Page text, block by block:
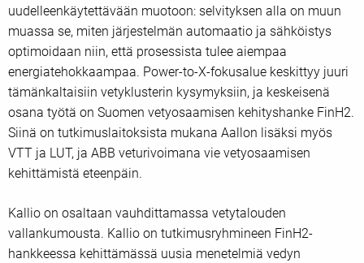
uudelleenkäytettävään muotoon: selvityksen alla on muun
muassa se, miten järjestelmän automaatio ja sähköistys
optimoidaan niin, että prosessista tulee aiempaa
energiatehokkaampaa. Power-to-X-fokusalue keskittyy juuri
tämänkaltaisiin vetyklusterin kysymyksiin, ja keskeisenä
osana työtä on Suomen vetyosaamisen kehityshanke FinH2.
Siinä on tutkimuslaitoksista mukana Aallon lisäksi myös
VTT ja LUT, ja ABB veturivoimana vie vetyosaamisen
kehittämistä eteenpäin.
Kallio on osaltaan vauhdittamassa vetytalouden
vallankumousta. Kallio on tutkimusryhmineen FinH2-
hankkeessa kehittämässä uusia menetelmiä vedyn